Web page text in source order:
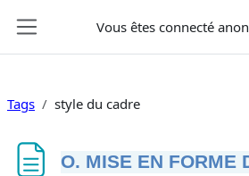
Vous êtes connecté
Tags style du cadre
O. MISE EN FORME